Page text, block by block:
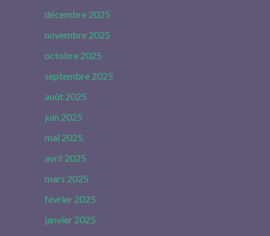
décembre 2025
novembre 2025
octobre 2025
septembre 2025
août 2025
juin 2025
mai 2025
avril 2025
mars 2025
février 2025
janvier 2025